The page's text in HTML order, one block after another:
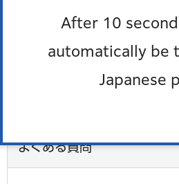
After 10
automatically be
Japanese
持ち物
よくある質問